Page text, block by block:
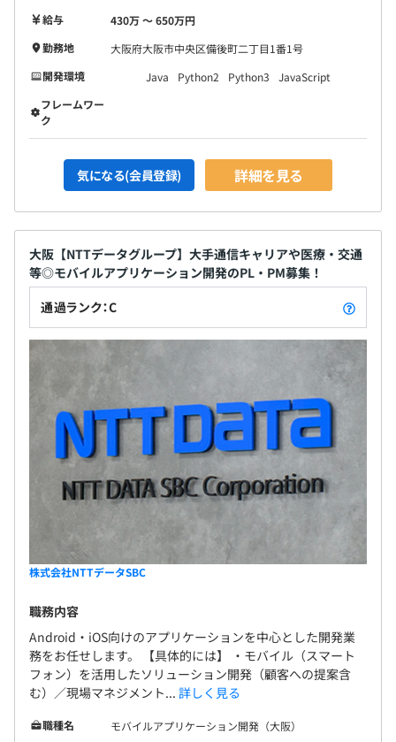
■成果評価は、上期（4月～9月）／下期（10月～3月）を
対象として年2回実施します。評価結果は賞与に反映され
ます。
■総合評価は、事業年度（4月～翌年3月末）を対象とし
て年1回実施します。評価結果は給与や昇進昇格に反映さ
れます。
給与
430万 〜 650万円
勤務地
大阪府大阪市中央区備後町二丁目1番1号
開発環境
Java Python2 Python3
JavaScript
フレームワー
ク
気になる(会員登録) 詳細を見る
大阪【NTTデータグループ】大手通信キャリアや医療・交通
等◎モバイルアプリケーション開発のPL・PM募集！
通過ランク：C
株式会社NTTデータSBC
職務内容
Android・iOS向けのアプリケーションを中心とした開発業
務をお任せします。 【具体的には】 ・モバイル（スマート
フォン）を活用したソリューション開発（顧客への提案含
む）／現場マネジメント... 詳しく見る
職種名
モバイルアプリケーション開発（大阪）